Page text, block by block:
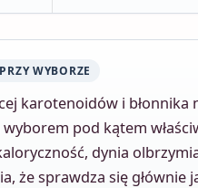
WYBORZE
karotenoidów i błonnika
pod kątem
dynia
że sprawdza się głównie